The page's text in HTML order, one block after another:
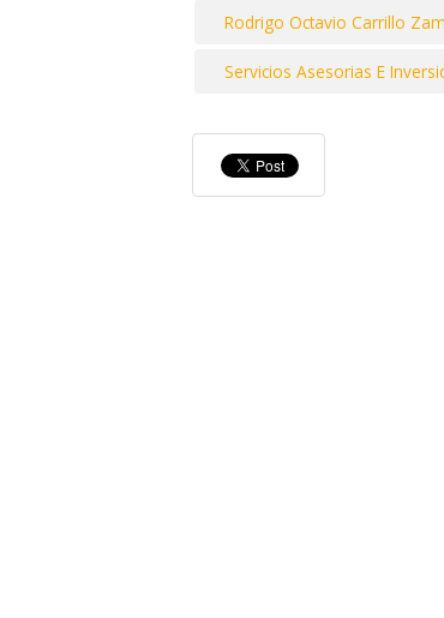
Rodrigo Octavio Carrillo
Servicios Asesorias E